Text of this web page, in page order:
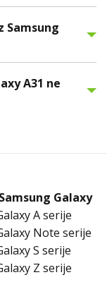
Samsung
A31 ne
Galaxy
A serije
Note serije
S serije
Z serije